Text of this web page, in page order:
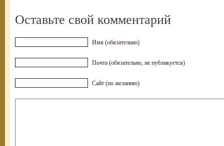
Оставьте свой комментарий
Имя (обязательно)
Почта (обязательно, не публикуется)
Сайт (по желанию)